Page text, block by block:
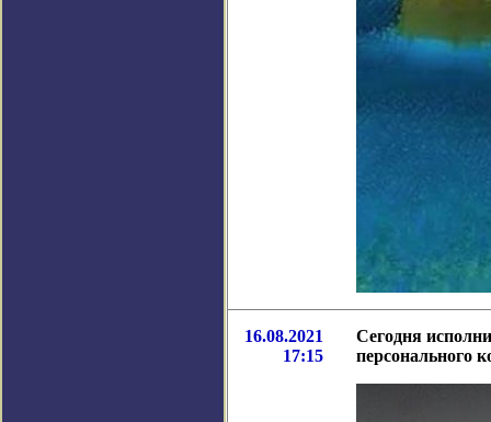
16.08.2021
17:15
Сегодня
персонального